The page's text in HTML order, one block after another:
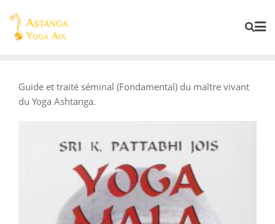
Guide et traité séminal (Fondamental) du maître vivant
du Yoga Ashtanga.